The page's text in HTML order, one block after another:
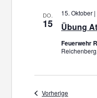
DO.
15 Übung
15. Oktober
Feuerwehr
Vorherige